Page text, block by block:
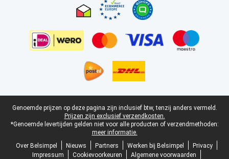
Juridische voettekst
Genoemde prijzen op deze pagina zijn inclusief btw, tenzij anders vermeld.
Prijzen zijn exclusief verzendkosten.
*Genoemde levertijden gelden niet voor alle producten of verzendmethoden:
meer informatie.
Over Belsimpel
Nieuws Partners Werken bij Belsimpel
Privacy
Impressum
Cookievoorkeuren
Algemene voorwaarden